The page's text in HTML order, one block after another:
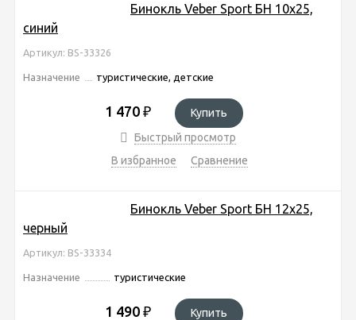
Бинокль Veber Sport БН 10х25,
синий
Артикул: BS-33326
Назначение туристические, детские
1 470 ₽
Купить
Быстрый просмотр
В избранное
Сравнение
Бинокль Veber Sport БН 12x25,
черный
Артикул: BS-33334
Назначение туристические
1 490 ₽
Купить